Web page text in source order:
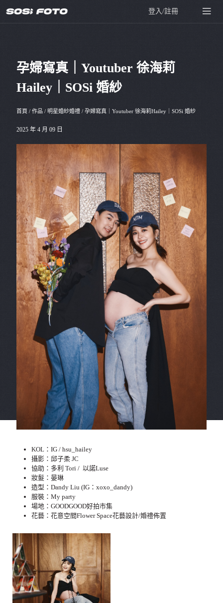
登入/註冊
孕婦寫真｜Youtuber 徐海莉
Hailey｜SOSi 婚紗
首頁 / 作品 / 明星婚紗婚禮 / 孕婦寫真｜Youtuber 徐海莉Hailey｜SOSi 婚紗
2025 年 4 月 09 日
KOL：IG / hsu_hailey
攝影：邱子柔 JC
協助：多利 Tori / 以諾Luse
妝髮：晏琳
造型：Dandy Liu (IG：xoxo_dandy)
服裝：My party
場地：GOODGOOD好拍市集
花藝：花意空間Flower Space花藝設計/婚禮佈置